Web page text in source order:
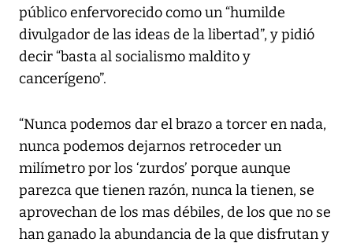
público enfervorecido como un “humilde
divulgador de las ideas de la libertad”, y pidió
decir “basta al socialismo maldito y
cancerígeno”.
“Nunca podemos dar el brazo a torcer en nada,
nunca podemos dejarnos retroceder un
milímetro por los ‘zurdos’ porque aunque
parezca que tienen razón, nunca la tienen, se
aprovechan de los mas débiles, de los que no se
han ganado la abundancia de la que disfrutan y